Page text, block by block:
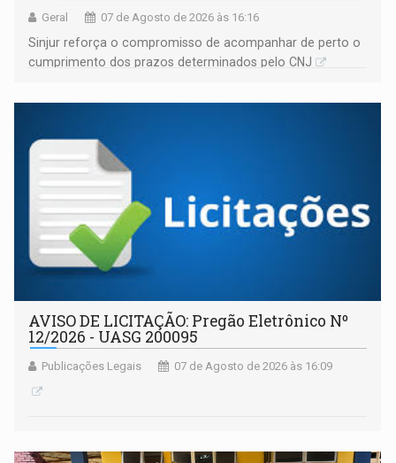
Geral 07 de Agosto de 2026 às 16:16
Sinjur reforça o compromisso de acompanhar de perto o
cumprimento dos prazos determinados pelo CNJ
AVISO DE LICITAÇÃO: Pregão Eletrônico Nº
12/2026 - UASG 200095
Publicações Legais 07 de Agosto de 2026 às 16:09